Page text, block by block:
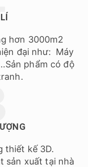
hơn 3000m2
đại như: Máy
phẩm có độ
thiết kế 3D.
sản xuất tại nhà